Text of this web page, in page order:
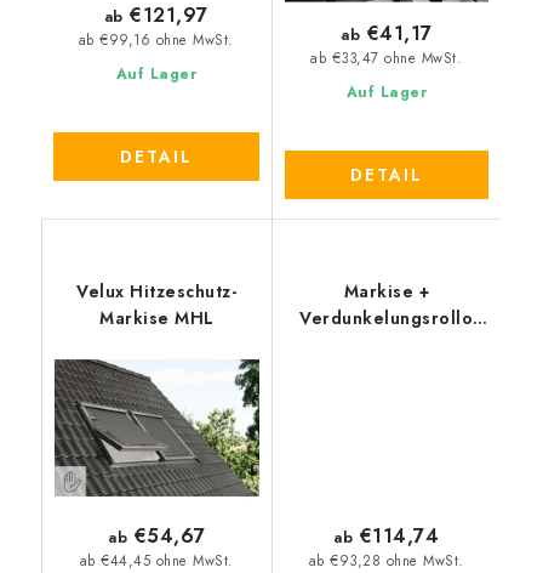
Auf Lager
ab €99,16 ohne MwSt.
ab €121,97
DETAIL
Auf Lager
ab €33,47 ohne MwSt.
ab €41,17
DETAIL
Velux Hitzeschutz-
Markise MHL
ab €44,45 ohne MwSt.
ab €54,67
Markise +
Verdunkelungsrollo
ab €93,28 ohne MwSt.
ab €114,74